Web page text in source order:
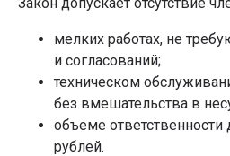
мелких работах, не
и согласований;
техническом
без вмешательства в
объеме
рублей.